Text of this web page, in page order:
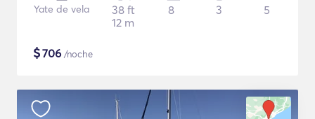
Yate de vela
38 ft
12 m
8 3 5
$706 /noche